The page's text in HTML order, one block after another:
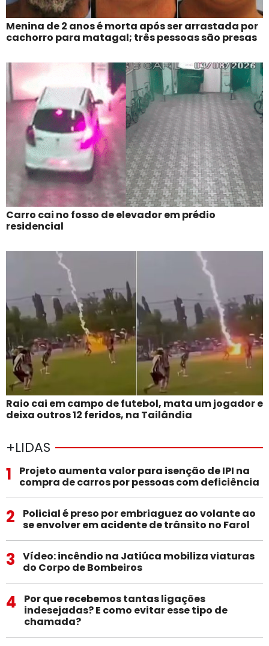
Menina de 2 anos é morta após ser arrastada por
cachorro para matagal; três pessoas são presas
Carro cai no fosso de elevador em prédio
residencial
Raio cai em campo de futebol, mata um jogador e
deixa outros 12 feridos, na Tailândia
+LIDAS
1
Projeto aumenta valor para isenção de IPI na
compra de carros por pessoas com deficiência
2
Policial é preso por embriaguez ao volante ao
se envolver em acidente de trânsito no Farol
3
Vídeo: incêndio na Jatiúca mobiliza viaturas
do Corpo de Bombeiros
4
Por que recebemos tantas ligações
indesejadas? E como evitar esse tipo de
chamada?